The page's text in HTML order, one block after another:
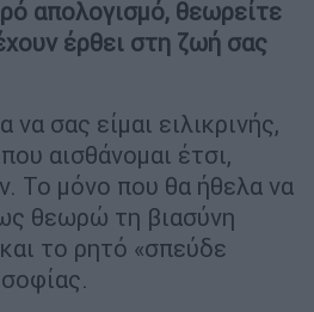
απολογισμό, θεωρείτε
έρθει στη ζωή σας
σας είμαι ειλικρινής,
αισθάνομαι έτσι,
Το μόνο που θα ήθελα να
θεωρώ τη βιασύνη
το ρητό «σπεύδε